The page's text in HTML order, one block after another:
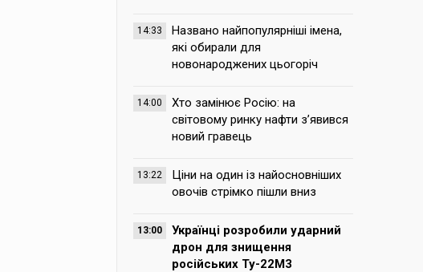
14:33
Названо найпопулярніші імена,
які обирали для
новонароджених цьогоріч
14:00
Хто замінює Росію: на
світовому ринку нафти з’явився
новий гравець
13:22
Ціни на один із найосновніших
овочів стрімко пішли вниз
13:00
Українці розробили ударний
дрон для знищення
російських Ту-22М3